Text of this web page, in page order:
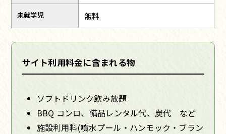
未就学児 無料
サイト利用料金に含まれる物
ソフトドリンク飲み放題
BBQ コンロ、備品レンタル代、炭代 など
施設利用料(噴水プール・ハンモック・ブラン